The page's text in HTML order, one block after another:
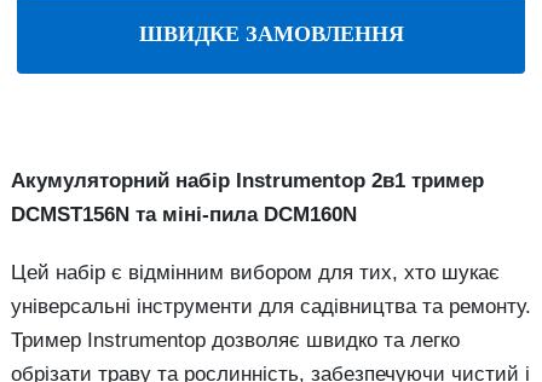
ШВИДКЕ ЗАМОВЛЕННЯ
Акумуляторний набір Instrumentop 2в1 тример
DCMST156N та міні-пила DCM160N
Цей набір є відмінним вибором для тих, хто шукає
універсальні інструменти для садівництва та ремонту.
Тример Instrumentop дозволяє швидко та легко
обрізати траву та рослинність, забезпечуючи чистий і